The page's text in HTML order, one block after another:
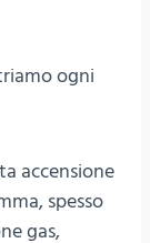
ogni
accensione
spesso
gas,